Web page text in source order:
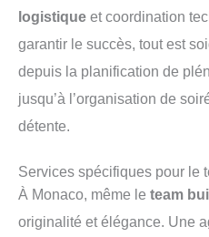
logistique et coordination
garantir le succès, tout est
depuis la planification de
jusqu’à l’organisation de
détente.
Services spécifiques pour le
À Monaco, même le team
originalité et élégance. Une